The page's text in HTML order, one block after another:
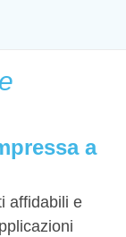
a
affidabili e